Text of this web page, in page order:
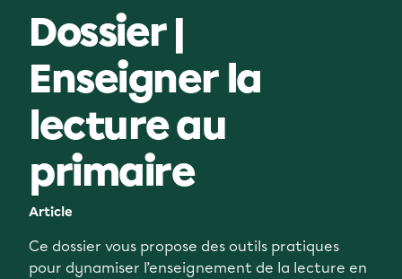
Dossier |
Enseigner la
lecture au
primaire
Article
Ce dossier vous propose des outils pratiques
pour dynamiser l’enseignement de la lecture en